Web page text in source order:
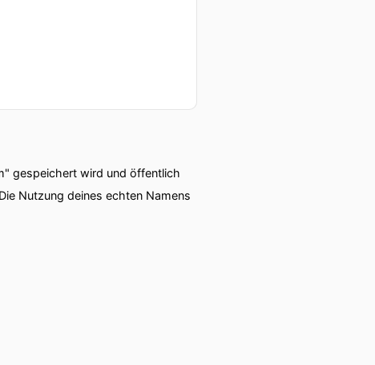
gespeichert wird und öffentlich
Nutzung deines echten Namens